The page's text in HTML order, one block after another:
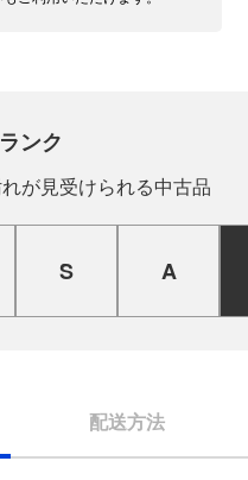
ンク
が見受けられる中古品
S A
配送方法